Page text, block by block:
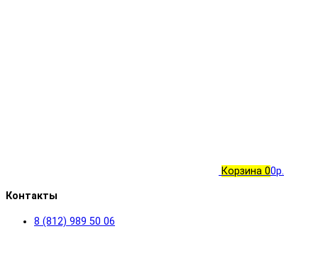
Корзина 00р.
Контакты
8 (812) 989 50 06